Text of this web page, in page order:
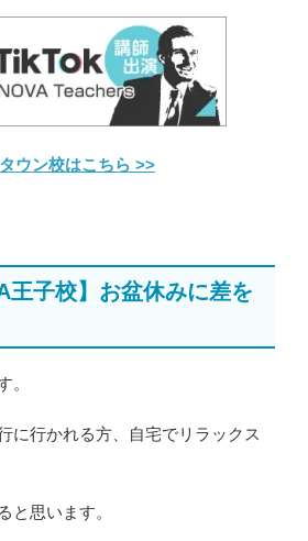
ウン校はこちら >>
王子校】お盆休みに差を
。
行かれる方、自宅でリラックス
と思います。